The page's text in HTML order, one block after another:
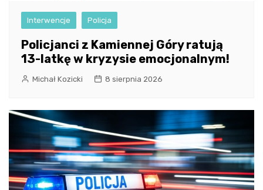
Interwencje Policja
Policjanci z Kamiennej Góry ratują
13-latkę w kryzysie emocjonalnym!
Michał Kozicki 8 sierpnia 2026